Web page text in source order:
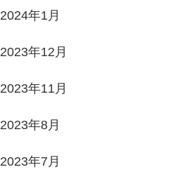
2024年1月
2023年12月
2023年11月
2023年8月
2023年7月